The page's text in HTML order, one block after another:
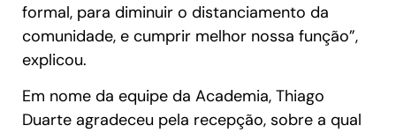
formal, para diminuir o distanciamento da
comunidade, e cumprir melhor nossa função”,
explicou.
Em nome da equipe da Academia, Thiago
Duarte agradeceu pela recepção, sobre a qual